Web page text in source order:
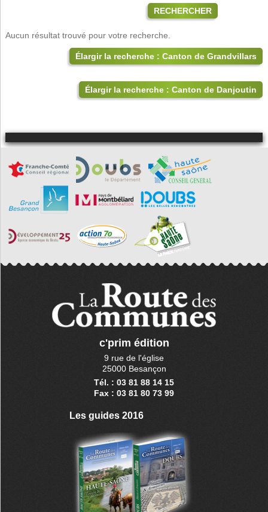
RECHERCHER
Aucun résultat trouvé pour votre recherche.
Élargir la recherche : Canton de Grandvillars
Élargir la recherche : Canton de Danjoutin
c'prim édition
9 rue de l'église
25000 Besançon
Tél. : 03 81 88 14 15
Fax : 03 81 80 73 99
Les guides 2016